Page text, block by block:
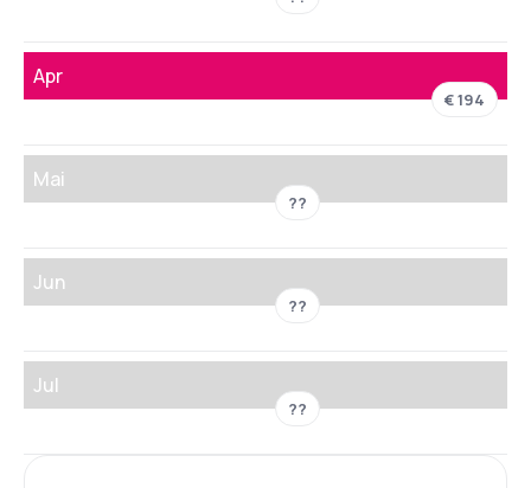
Apr
€ 194
Mai
??
Jun
??
Jul
??